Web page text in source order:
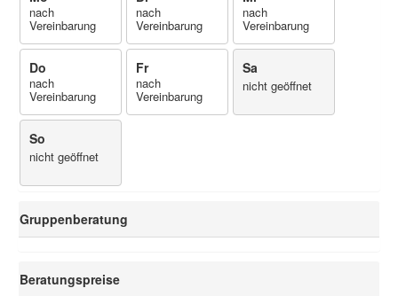
nach
Vereinbarung
nach
Vereinbarung
nach
Vereinbarung
Do
nach
Vereinbarung
Fr
nach
Vereinbarung
Sa
nicht geöffnet
So
nicht geöffnet
Gruppenberatung
Beratungspreise